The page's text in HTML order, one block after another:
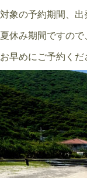
対象の予約期間、出
夏休み期間ですので
お早めにご予約くだ